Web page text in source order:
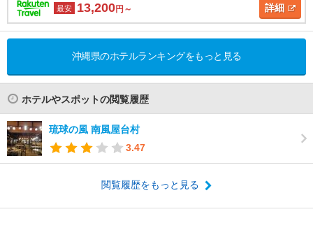
最安 13,200円～ 詳細
沖縄県のホテルランキングをもっと見る
ホテルやスポットの閲覧履歴
琉球の風 南風屋台村
3.47
閲覧履歴をもっと見る